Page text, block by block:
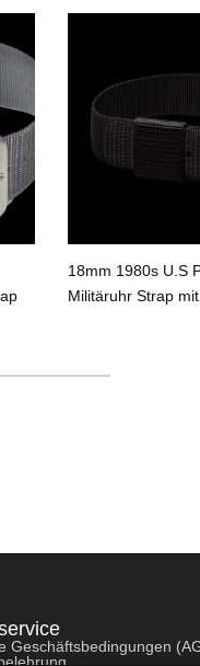
18mm 1980s U.S
Militäruhr Strap
Geschäftsbedingungen